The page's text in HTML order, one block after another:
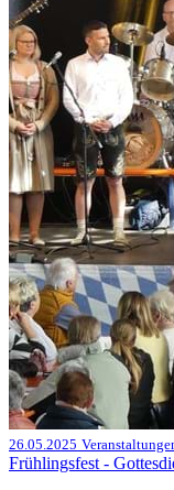
26.05.2025
Frühlingsfest -